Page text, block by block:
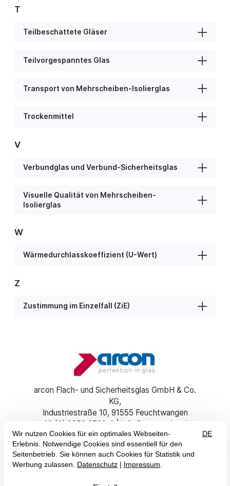
T
Teilbeschattete Gläser
Teilvorgespanntes Glas
Transport von Mehrscheiben-Isolierglas
Trockenmittel
V
Verbundglas und Verbund-Sicherheitsglas
Visuelle Qualität von Mehrscheiben-
Isolierglas
W
Wärmedurchlasskoeffizient (U-Wert)
Z
Zustimmung im Einzelfall (ZiE)
arcon Flach- und Sicherheitsglas GmbH & Co.
KG
Industriestraße 10 91555 Feuchtwangen
+49 (0) 9852 6700-0
info@arcon-glas.de
DE EN
ImpressumAGBDatenschutzErklärung zur Barrierefreiheit